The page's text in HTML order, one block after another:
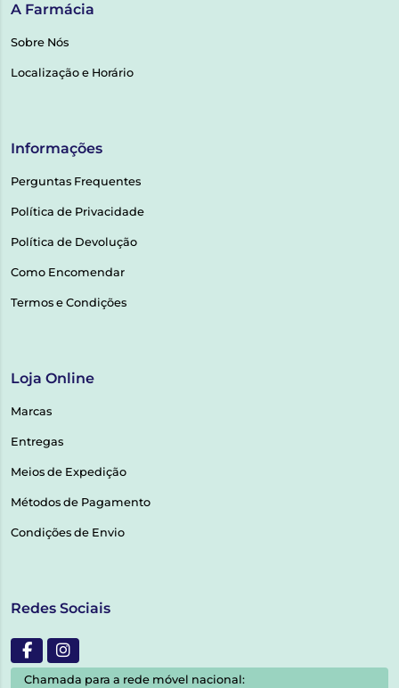
A Farmácia
Sobre Nós
Localização e Horário
Informações
Perguntas Frequentes
Política de Privacidade
Política de Devolução
Como Encomendar
Termos e Condições
Loja Online
Marcas
Entregas
Meios de Expedição
Métodos de Pagamento
Condições de Envio
Redes Sociais
Chamada para a rede móvel nacional: